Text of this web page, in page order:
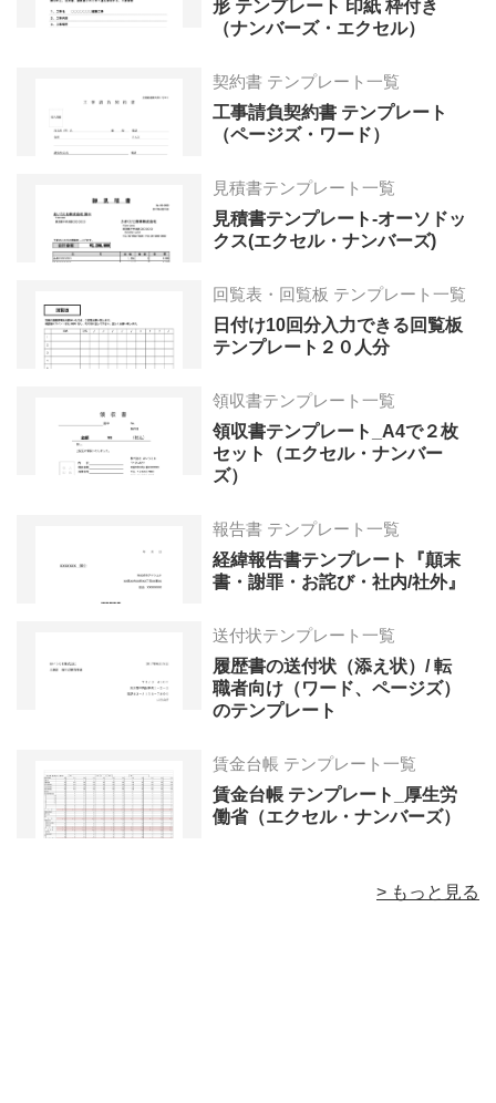
形 テンプレート 印紙 枠付き
（ナンバーズ・エクセル）
契約書 テンプレート一覧
工事請負契約書 テンプレート
（ページズ・ワード）
見積書テンプレート一覧
見積書テンプレート-オーソドッ
クス(エクセル・ナンバーズ)
回覧表・回覧板 テンプレート一覧
日付け10回分入力できる回覧板
テンプレート２０人分
領収書テンプレート一覧
領収書テンプレート_A4で２枚
セット（エクセル・ナンバー
ズ）
報告書 テンプレート一覧
経緯報告書テンプレート『顛末
書・謝罪・お詫び・社内/社外』
送付状テンプレート一覧
履歴書の送付状（添え状）/ 転
職者向け（ワード、ページズ）
のテンプレート
賃金台帳 テンプレート一覧
賃金台帳 テンプレート_厚生労
働省（エクセル・ナンバーズ）
> もっと見る